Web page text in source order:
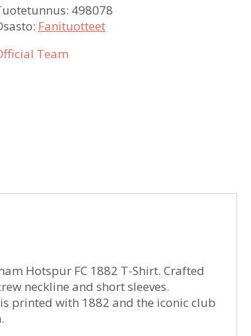
498078
Fanituotteet
Team
Hotspur FC 1882 T-Shirt. Crafted
neckline and short sleeves.
printed with 1882 and the iconic club